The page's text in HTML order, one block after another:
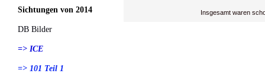
Sichtungen von 2014
DB Bilder
=> ICE
=> 101 Teil 1
Insgesamt waren